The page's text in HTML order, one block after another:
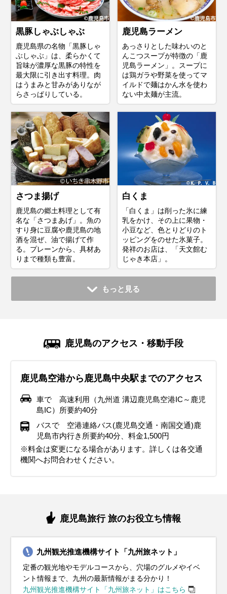
黒豚しゃぶしゃぶ
鹿児島県の名物「黒豚しゃ
ぶしゃぶ」は、柔らかくて
旨味が濃厚な黒豚の特性を
最大限に引き出す料理。肉
はうまみと甘みがありなが
らさっぱりしている。
鹿児島ラーメン
あっさりとした味わいのと
んこつスープが特徴の「鹿
児島ラーメン」。スープに
は鶏ガラや野菜を使ってマ
イルドで麺はかん水を使わ
ない中太麺が主流。
さつま揚げ
鹿児島の郷土料理として有
名な「さつまあげ」。魚の
すり身に豆腐や鹿児島の地
酒を混ぜ、油で揚げて作
る。プレーンから、具材あ
りまで種類も豊富。
白くま
「白くま」は削った氷に練
乳をかけ、その上に果物・
小豆など、色とりどりのト
ッピングをのせた氷菓子。
発祥のお店は、「天文館む
じゃき本店」。
もっと見る
鹿児島のアクセス・移動手段
鹿児島空港から鹿児島中央駅までのアクセス
車で 高速利用（九州道 溝辺鹿児島空港IC～鹿児
島IC）所要約40分
バスで 空港連絡バス(鹿児島交通・南国交通)鹿
児島市内行き所要約40分、料金1,500円
※料金は変更になる場合があります。詳しくは各交通
機関へお問合わせください。
鹿児島旅行 旅のお役立ち情報
九州観光推進機構サイト「九州旅ネット」
定番の観光地やモデルコースから、穴場のグルメやイベ
ント情報まで、九州の最新情報がまる分かり！
九州観光推進機構サイト「九州旅ネット」はこちら